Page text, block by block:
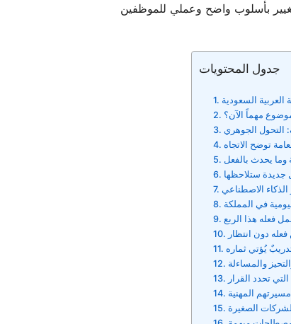
بأسلوب واضح وعملي للموظفين
جدول المحتويات
السعودية
مهماً الآن؟
التحول الجوهري
توضح الاتجاه
وما يحدث بالفعل
جديدة ستلاحظها
الذكاء الاصطناعي
في المملكة
فعله هذا الربع
دون انتظار
يُؤتي ثماره
والمساءلة
تحدد القرار
المهنية
الصغيرة